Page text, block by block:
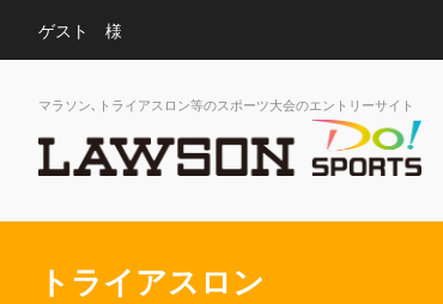
ゲスト 様
マラソン､トライアスロン等のスポーツ大会のエントリーサイト
トライアスロン